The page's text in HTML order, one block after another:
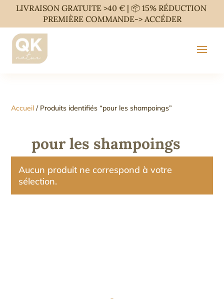
LIVRAISON GRATUITE >40 € | 📦 15% RÉDUCTION
PREMIÈRE COMMANDE-> ACCÉDER
Accueil / Produits identifiés “pour les shampoings”
pour les shampoings
Aucun produit ne correspond à votre
sélection.